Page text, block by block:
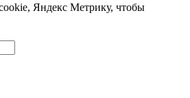
Яндекс Метрику, чтобы